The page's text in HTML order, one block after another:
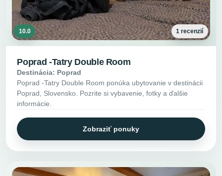
10.0 1 recenzií
Poprad -Tatry Double Room
Destinácia: Poprad
Poprad -Tatry Double Room ponúka ubytovanie v destinácii
Poprad, Slovensko. Pozrite si vybavenie, fotky a ďalšie
informácie.
Zobraziť ponuky